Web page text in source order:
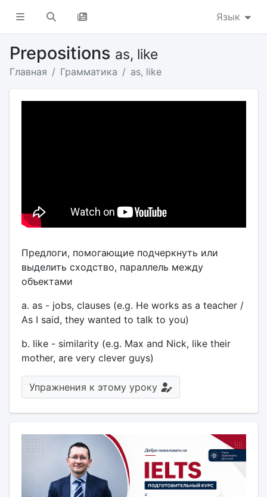
Язык
Prepositions as, like
Главная Грамматика as, like
Предлоги, помогающие подчеркнуть или
выделить сходство, параллель между
объектами
a. as - jobs, clauses (e.g. He works as a teacher /
As I said, they wanted to talk to you)
b. like - similarity (e.g. Max and Nick, like their
mother, are very clever guys)
Упражнения к этому уроку